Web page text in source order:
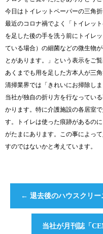
今日はトイレットペーパーの三角
最近のコロナ禍でよく「トイレッ
を足した後の手を洗う前にトイレ
ている場合）の細菌などの微生物
とがあります。」という表示をご
あくまでも用を足した方本人が三
清掃業界では「きれいにお掃除し
当社が独自の折り方を行なってい
かります。特に介護施設の各居室
す。トイレは使った痕跡があるの
がたまにあります。この事によっ
すのではないかと考えています。
← 退去後のハウスクリ
当社が月刊誌「